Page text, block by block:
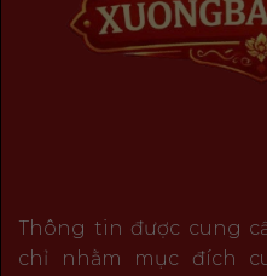
Thông tin được cung
chỉ nhằm mục đích